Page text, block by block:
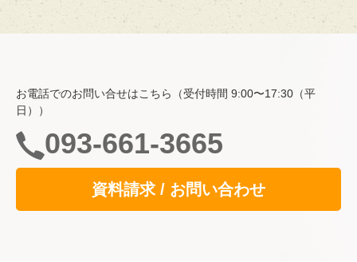
空室情報
一般居室・介護専用居室
自立支援の取り組み
共用スペース
お電話でのお問い合せはこちら（受付時間 9:00〜17:30（平
日））
093-661-3665
資料請求 / お問い合わせ